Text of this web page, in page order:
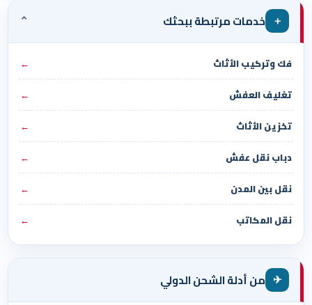
＋ خدمات مرتبطة ببحثك ⌄
فك وتركيب الأثاث
←
تغليف العفش
←
تخزين الأثاث
←
دباب نقل عفش
←
نقل بين المدن
←
نقل المكاتب
←
✈ من أدلة الشحن الدولي